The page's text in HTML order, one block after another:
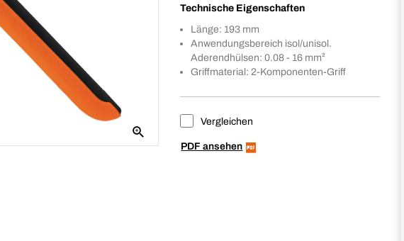
Technische Eigenschaften
Länge: 193 mm
Anwendungsbereich isol/unisol.
Aderendhülsen: 0.08 - 16 mm²
Griffmaterial: 2-Komponenten-Griff
Vergleichen
PDF ansehen